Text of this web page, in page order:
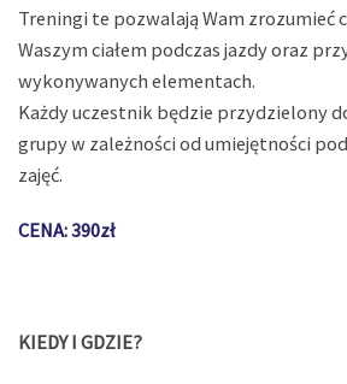
Treningi te pozwalają Wam zrozumieć
Waszym ciałem podczas jazdy oraz
wykonywanych elementach.
Każdy uczestnik będzie przydzielony
grupy w zależności od umiejętności
zajęć.
CENA: 390zł
KIEDY I GDZIE?